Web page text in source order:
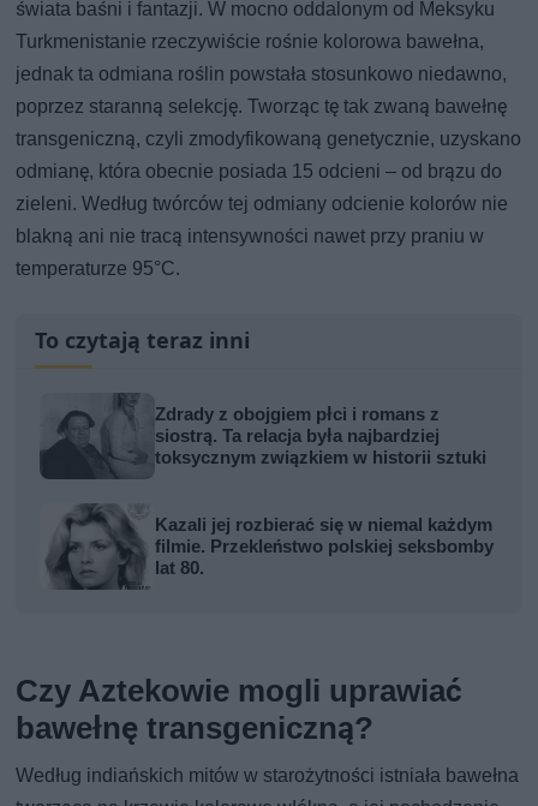
świata baśni i fantazji. W mocno oddalonym od Meksyku
Turkmenistanie rzeczywiście rośnie kolorowa bawełna,
jednak ta odmiana roślin powstała stosunkowo niedawno,
poprzez staranną selekcję. Tworząc tę tak zwaną bawełnę
transgeniczną, czyli zmodyfikowaną genetycznie, uzyskano
odmianę, która obecnie posiada 15 odcieni – od brązu do
zieleni. Według twórców tej odmiany odcienie kolorów nie
blakną ani nie tracą intensywności nawet przy praniu w
temperaturze 95°C.
To czytają teraz inni
Zdrady z obojgiem płci i romans z
siostrą. Ta relacja była najbardziej
toksycznym związkiem w historii sztuki
Kazali jej rozbierać się w niemal każdym
filmie. Przekleństwo polskiej seksbomby
lat 80.
Czy Aztekowie mogli uprawiać
bawełnę transgeniczną?
Według indiańskich mitów w starożytności istniała bawełna